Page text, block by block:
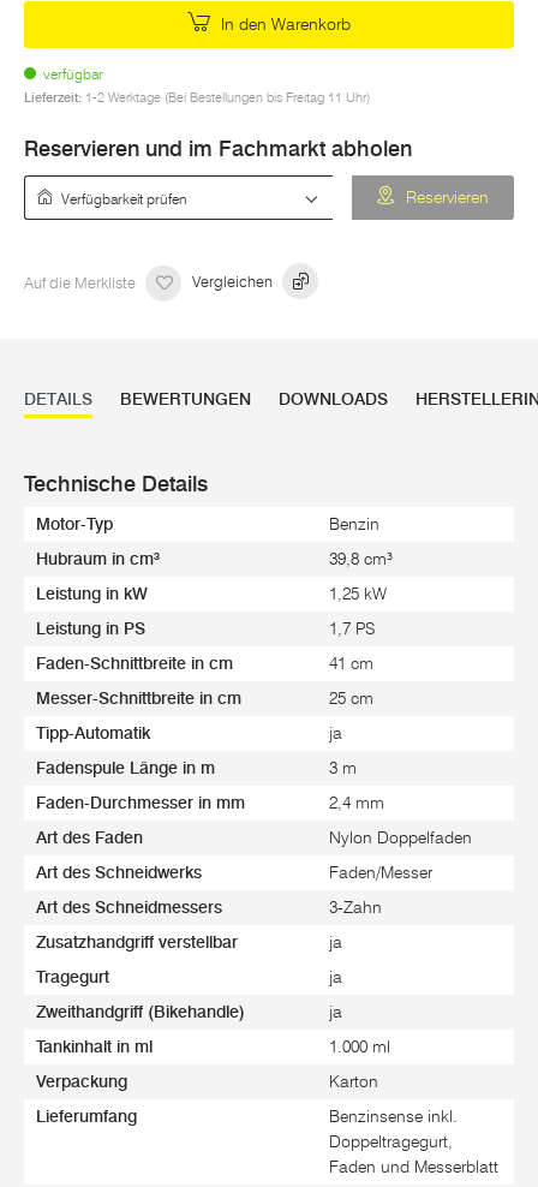
In den Warenkorb
verfügbar
Lieferzeit: 1-2 Werktage (Bei Bestellungen bis Freitag 11 Uhr)
Reservieren und im Fachmarkt abholen
Reservieren
Auf die Merkliste Vergleichen
DETAILS BEWERTUNGEN DOWNLOADS
Technische Details
Motor-Typ Benzin
Hubraum in cm³ 39,8 cm³
Leistung in kW 1,25 kW
Leistung in PS 1,7 PS
Faden-Schnittbreite in cm 41 cm
Messer-Schnittbreite in cm 25 cm
Tipp-Automatik ja
Fadenspule Länge in m 3 m
Faden-Durchmesser in mm 2,4 mm
Art des Faden Nylon Doppelfaden
Art des Schneidwerks Faden/Messer
Art des Schneidmessers 3-Zahn
Zusatzhandgriff verstellbar ja
Tragegurt ja
Zweithandgriff (Bikehandle) ja
Tankinhalt in ml 1.000 ml
Verpackung Karton
Lieferumfang
Benzinsense inkl.
Doppeltragegurt,
Faden und Messerblatt